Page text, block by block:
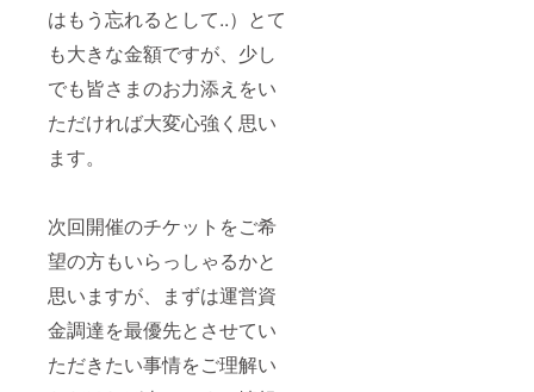
はもう忘れるとして..）とて
も大きな金額ですが、少し
でも皆さまのお力添えをい
ただければ大変心強く思い
ます。
次回開催のチケットをご希
望の方もいらっしゃるかと
思いますが、まずは運営資
金調達を最優先とさせてい
ただきたい事情をご理解い